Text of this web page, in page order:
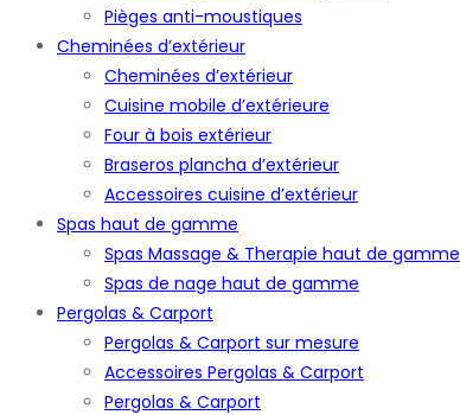
Pièges anti-moustiques
Cheminées d’extérieur
Cheminées d’extérieur
Cuisine mobile d’extérieure
Four à bois extérieur
Braseros plancha d’extérieur
Accessoires cuisine d’extérieur
Spas haut de gamme
Spas Massage & Therapie haut de gamme
Spas de nage haut de gamme
Pergolas & Carport
Pergolas & Carport sur mesure
Accessoires Pergolas & Carport
Pergolas & Carport